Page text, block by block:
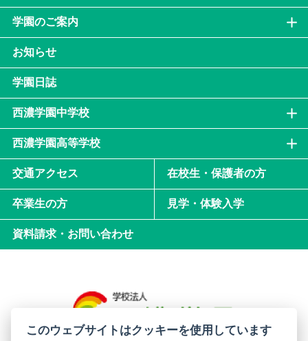
学園のご案内
お知らせ
学園日誌
西濃学園中学校
西濃学園高等学校
交通アクセス 在校生・保護者の方
卒業生の方 見学・体験入学
資料請求・お問い合わせ
このウェブサイトはクッキーを使用しています